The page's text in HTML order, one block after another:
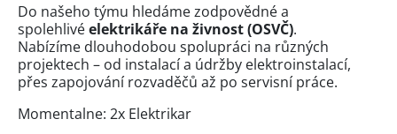
Do našeho týmu hledáme zodpovědné a
spolehlivéelektrikáře na živnost (OSVČ).
Nabízíme dlouhodobou spolupráci na různých
projektech – od instalací a údržby elektroinstalací,
přes zapojování rozvaděčů až po servisní práce.
Momentalne: 2x Elektrikar